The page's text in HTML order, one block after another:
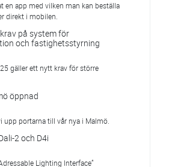
en app med vilken man kan beställa
direkt i mobilen.
på system för
och fastighetsstyrning
gäller ett nytt krav för större
öppnad
upp portarna till vår nya i Malmö.
2 och D4i
Lighting Interface”